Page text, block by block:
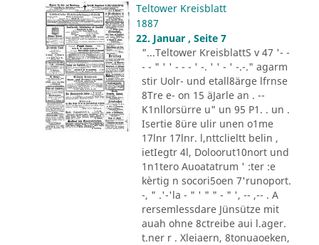
Teltower Kreisblatt
1887
22. Januar , Seite 7
"...Teltower KreisblattS v 47 '- -
- - " ' ' - - - ' -. ' ' - ' -.-." agarm
stir Uolr- und etall8ärge lfrnse
8Tre e- on 15 äJarle an . --
K1nllorsürre u" un 95 P1. . un .
Isertie 8üre ulir unen o1me
17lnr 17lnr. l,nttclieltt belin ,
ietIegtr 4l, Doloorut10nort und
1n1tero Auoatatrum ' :ter :e
kèrtig n socori5oen 7'runoport.
-, " .'-'la - " ' " " - " ', -- ,-- . A
rersemlessdare Jünsütze mit
auah ohne 8ctreibe aui l.ager.
t.ner r . Xleiaern, 8tonuaoeken,